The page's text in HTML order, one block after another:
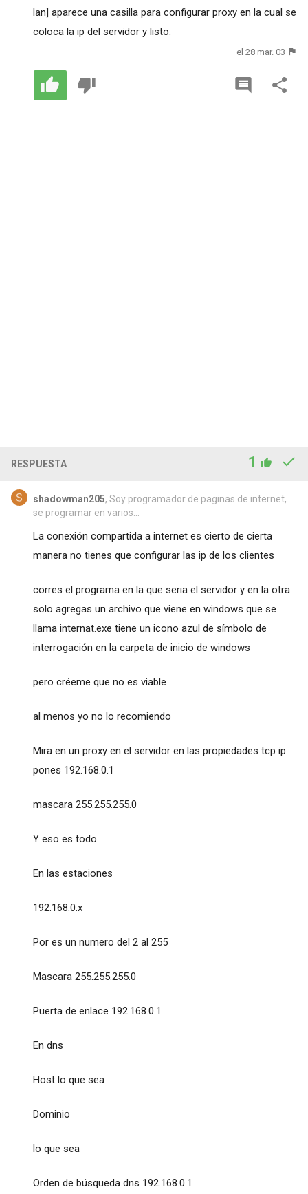
lan] aparece una casilla para configurar proxy en la cual se
coloca la ip del servidor y listo.
el 28 mar. 03
RESPUESTA 1
shadowman205, Soy programador de paginas de internet,
se programar en varios...
La conexión compartida a internet es cierto de cierta
manera no tienes que configurar las ip de los clientes
corres el programa en la que seria el servidor y en la otra
solo agregas un archivo que viene en windows que se
llama internat.exe tiene un icono azul de símbolo de
interrogación en la carpeta de inicio de windows
pero créeme que no es viable
al menos yo no lo recomiendo
Mira en un proxy en el servidor en las propiedades tcp ip
pones 192.168.0.1
mascara 255.255.255.0
Y eso es todo
En las estaciones
192.168.0.x
Por es un numero del 2 al 255
Mascara 255.255.255.0
Puerta de enlace 192.168.0.1
En dns
Host lo que sea
Dominio
lo que sea
Orden de búsqueda dns 192.168.0.1